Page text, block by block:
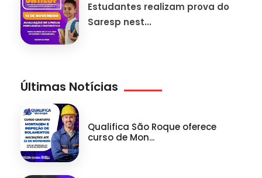
Estudantes realizam prova do
Saresp nest...
Últimas Notícias
Qualifica São Roque oferece
curso de Mon...